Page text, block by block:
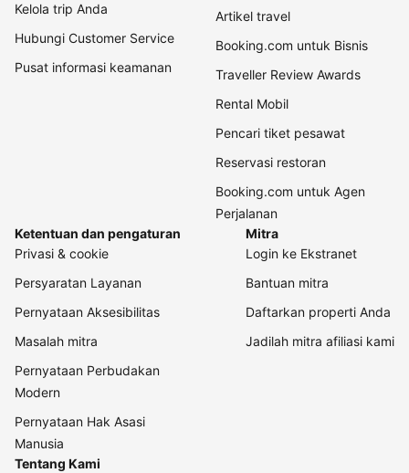
Kelola trip Anda
Hubungi Customer Service
Pusat informasi keamanan
Artikel travel
Booking.com untuk Bisnis
Traveller Review Awards
Rental Mobil
Pencari tiket pesawat
Reservasi restoran
Booking.com untuk Agen
Perjalanan
Ketentuan dan pengaturan
Privasi & cookie
Persyaratan Layanan
Pernyataan Aksesibilitas
Masalah mitra
Pernyataan Perbudakan
Modern
Pernyataan Hak Asasi
Manusia
Mitra
Login ke Ekstranet
Bantuan mitra
Daftarkan properti Anda
Jadilah mitra afiliasi kami
Tentang Kami